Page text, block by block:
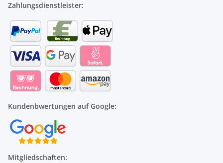
Zahlungsdienstleister:
Kundenbwertungen auf Google:
Mitgliedschaften: